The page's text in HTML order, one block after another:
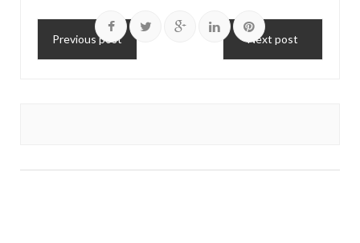
Previous post Next post